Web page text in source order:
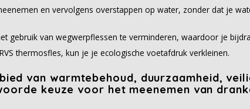
en vervolgens overstappen op water, zonder dat je
gebruik van wegwerpflessen te verminderen, waardoor je
thermosfles, kun je je ecologische voetafdruk verkleinen.
van warmtebehoud, duurzaamheid,
keuze voor het meenemen van